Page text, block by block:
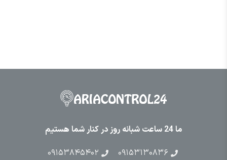
ما 24 ساعت شبانه روز در کنار شما هستیم
۰۹۱۵۳۱۳۰۸۳۶
۰۹۱۵۳۸۴۵۴۰۲